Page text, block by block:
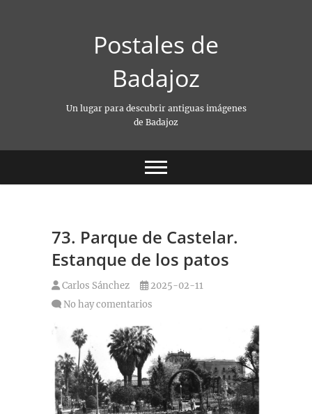
Postales de
Badajoz
Un lugar para descubrir antiguas imágenes
de Badajoz
73. Parque de Castelar.
Estanque de los patos
Carlos Sánchez
2025-02-11
No hay comentarios